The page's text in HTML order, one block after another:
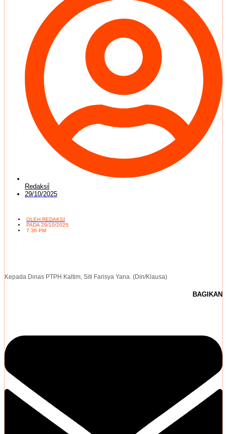
Redaksi
29/10/2025
OLEH REDAKSI
PADA29/10/2025
7:36 PM
Kepada Dinas PTPH Kaltim, Siti Farisya Yana. (Din/Klausa)
BAGIKAN